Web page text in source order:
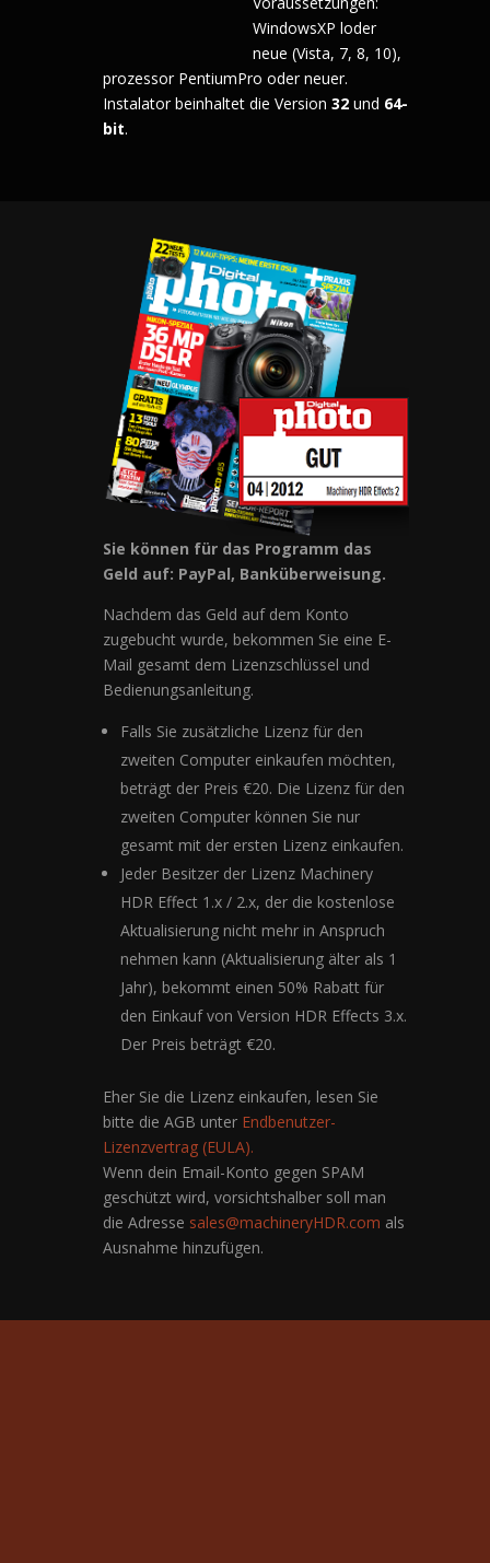
WindowsXP loder
neue (Vista, 7, 8, 10),
prozessor PentiumPro oder neuer.
Instalator beinhaltet die Version 32 und 64-
bit.
Sie können für das Programm das
Geld auf: PayPal, Banküberweisung.
Nachdem das Geld auf dem Konto
zugebucht wurde, bekommen Sie eine E-
Mail gesamt dem Lizenzschlüssel und
Bedienungsanleitung.
Falls Sie zusätzliche Lizenz für den
zweiten Computer einkaufen möchten,
beträgt der Preis €20. Die Lizenz für den
zweiten Computer können Sie nur
gesamt mit der ersten Lizenz einkaufen.
Jeder Besitzer der Lizenz Machinery
HDR Effect 1.x / 2.x, der die kostenlose
Aktualisierung nicht mehr in Anspruch
nehmen kann (Aktualisierung älter als 1
Jahr), bekommt einen 50% Rabatt für
den Einkauf von Version HDR Effects 3.x.
Der Preis beträgt €20.
Eher Sie die Lizenz einkaufen, lesen Sie
bitte die AGB unter Endbenutzer-
Lizenzvertrag (EULA).
Wenn dein Email-Konto gegen SPAM
geschützt wird, vorsichtshalber soll man
die Adresse sales@machineryHDR.com als
Ausnahme hinzufügen.